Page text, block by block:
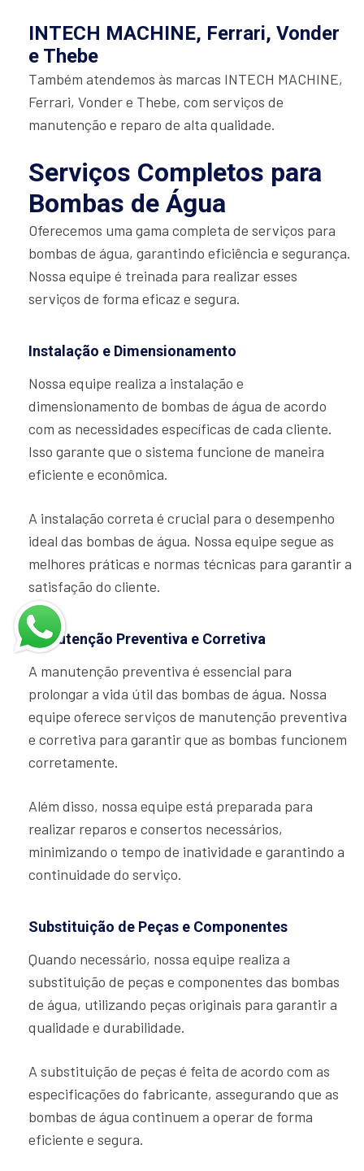
INTECH MACHINE, Ferrari, Vonder
e Thebe
Também atendemos às marcas INTECH MACHINE,
Ferrari, Vonder e Thebe, com serviços de
manutenção e reparo de alta qualidade.
Serviços Completos para
Bombas de Água
Oferecemos uma gama completa de serviços para
bombas de água, garantindo eficiência e segurança.
Nossa equipe é treinada para realizar esses
serviços de forma eficaz e segura.
Instalação e Dimensionamento
Nossa equipe realiza a instalação e
dimensionamento de bombas de água de acordo
com as necessidades específicas de cada cliente.
Isso garante que o sistema funcione de maneira
eficiente e econômica.
A instalação correta é crucial para o desempenho
ideal das bombas de água. Nossa equipe segue as
melhores práticas e normas técnicas para garantir a
satisfação do cliente.
Manutenção Preventiva e Corretiva
A manutenção preventiva é essencial para
prolongar a vida útil das bombas de água. Nossa
equipe oferece serviços de manutenção preventiva
e corretiva para garantir que as bombas funcionem
corretamente.
Além disso, nossa equipe está preparada para
realizar reparos e consertos necessários,
minimizando o tempo de inatividade e garantindo a
continuidade do serviço.
Substituição de Peças e Componentes
Quando necessário, nossa equipe realiza a
substituição de peças e componentes das bombas
de água, utilizando peças originais para garantir a
qualidade e durabilidade.
A substituição de peças é feita de acordo com as
especificações do fabricante, assegurando que as
bombas de água continuem a operar de forma
eficiente e segura.